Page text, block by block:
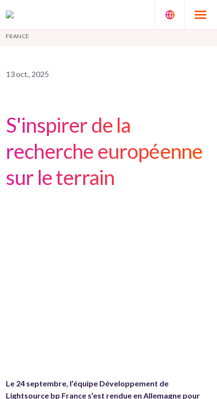
FRANCE
13 oct., 2025
S'inspirer de la
recherche européenne
sur le terrain
Le 24 septembre, l’équipe Développement de
Lightsource bp France s’est rendue en Allemagne pour